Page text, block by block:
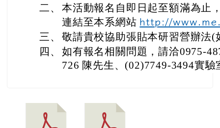
二、 本活動報名自即日起至額滿為止
連結至本系網站 http://
三、 敬請貴校協助張貼本研習營辦法(
四、 如有報名相關問題，請洽0975-
726 陳先生、(02)7749-3494實驗